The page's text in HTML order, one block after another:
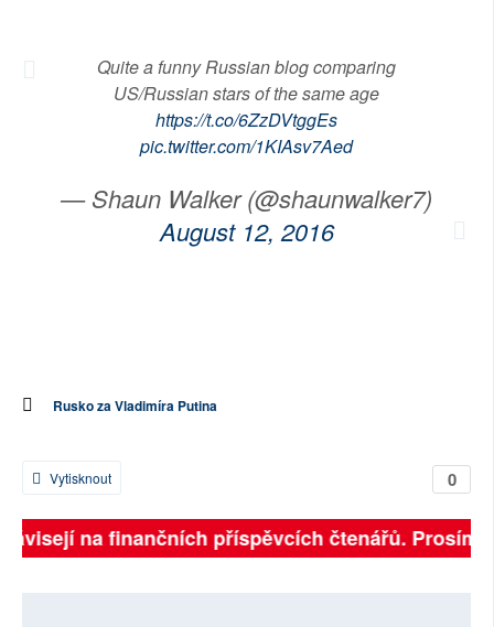
Quite a funny Russian blog comparing
US/Russian stars of the same age
https://t.co/6ZzDVtggEs
pic.twitter.com/1KIAsv7Aed
— Shaun Walker (@shaunwalker7)
August 12, 2016
Rusko za Vladimíra Putina
0
Vytisknout
na finančních příspěvcích čtenářů.